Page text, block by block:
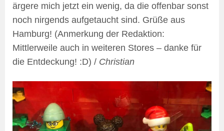
ärgere mich jetzt ein wenig, da die offenbar sonst
noch nirgends aufgetaucht sind. Grüße aus
Hamburg! (Anmerkung der Redaktion:
Mittlerweile auch in weiteren Stores – danke für
die Entdeckung! :D) / Christian